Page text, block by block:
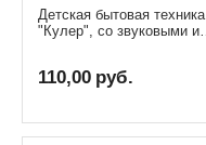
Детская бытовая техника
"Кулер", со звуковыми и
110,00 руб.